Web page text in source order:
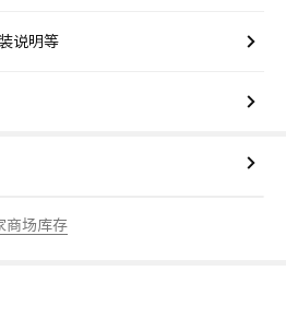
说明等
商场库存